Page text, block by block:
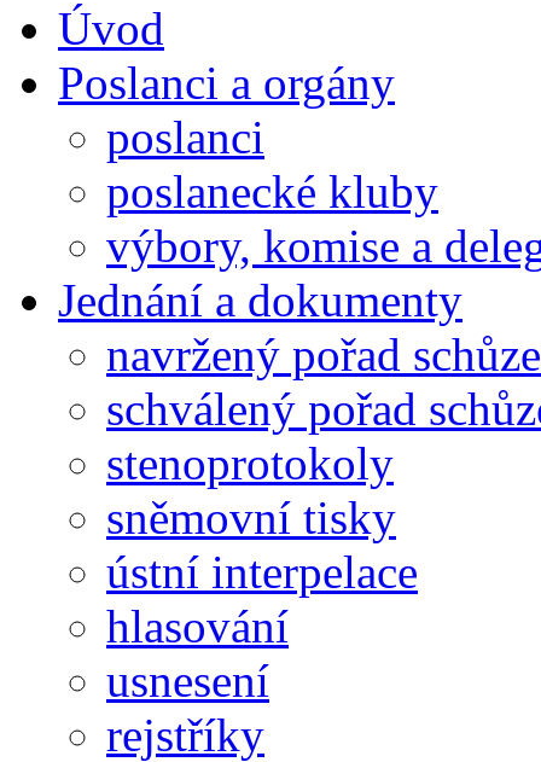
Úvod
Poslanci a orgány
poslanci
poslanecké kluby
výbory, komise a
Jednání a dokumenty
navržený pořad schůze
schválený pořad
stenoprotokoly
sněmovní tisky
ústní interpelace
hlasování
usnesení
rejstříky